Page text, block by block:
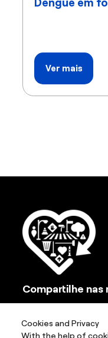
Cookies and Privacy
With the help of
Dengue em
Ver mais
Compartilhe nas